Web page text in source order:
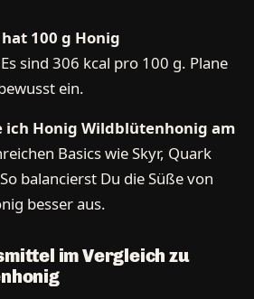
100 g Honig
Es sind 306 kcal pro 100 g. Plane
ein.
Honig Wildblütenhonig am
Basics wie Skyr, Quark
balancierst Du die Süße von
besser aus.
im Vergleich zu